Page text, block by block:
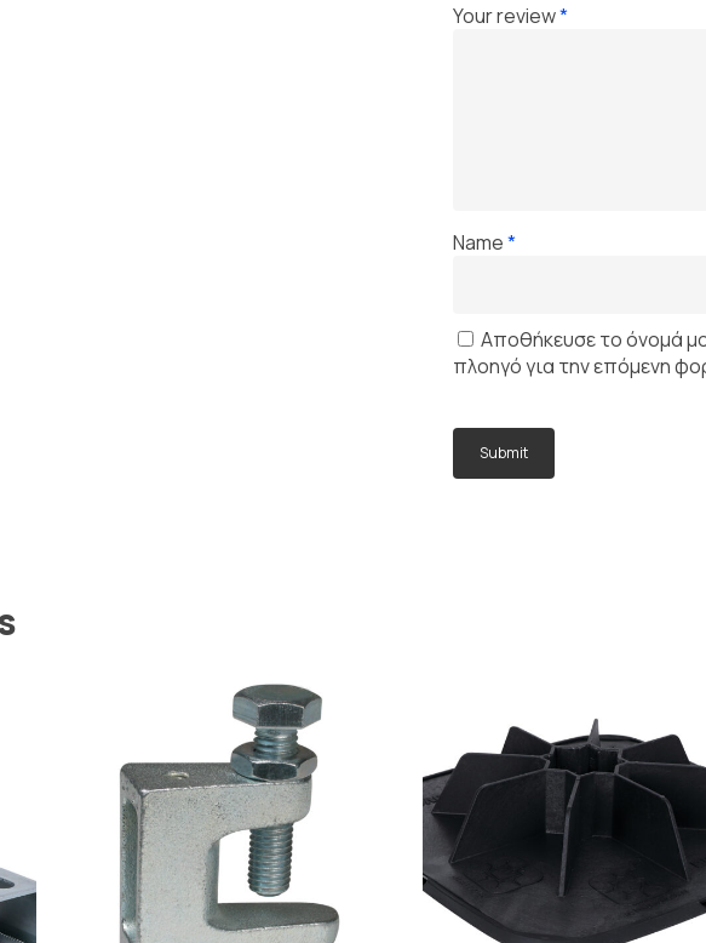
Your review*
Name*
Αποθήκευσε το όνομά
πλοηγό για την επόμενη